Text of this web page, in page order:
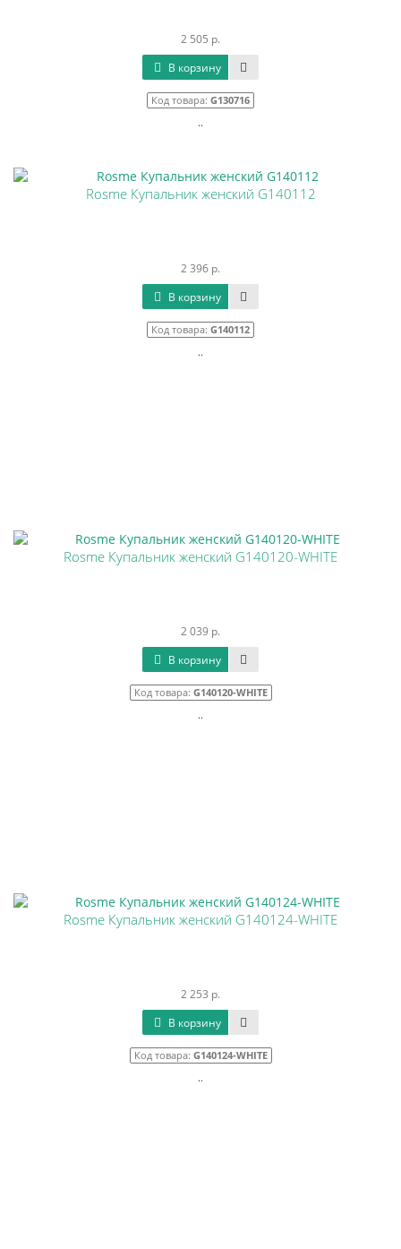
2 505 р.
В корзину
Код товара: G130716
..
Rosme Купальник женский G140112
2 396 р.
В корзину
Код товара: G140112
..
Rosme Купальник женский G140120-WHITE
2 039 р.
В корзину
Код товара: G140120-WHITE
..
Rosme Купальник женский G140124-WHITE
2 253 р.
В корзину
Код товара: G140124-WHITE
..